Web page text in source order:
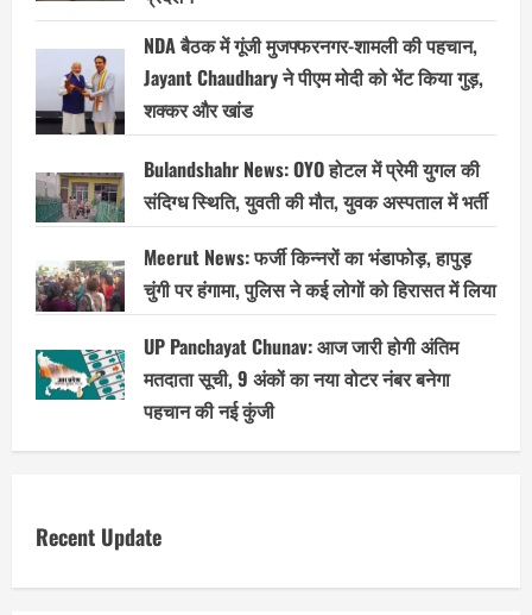
NDA बैठक में गूंजी मुजफ्फरनगर-शामली की पहचान,
Jayant Chaudhary ने पीएम मोदी को भेंट किया गुड़,
शक्कर और खांड
Bulandshahr News: OYO होटल में प्रेमी युगल की
संदिग्ध स्थिति, युवती की मौत, युवक अस्पताल में भर्ती
Meerut News: फर्जी किन्नरों का भंडाफोड़, हापुड़
चुंगी पर हंगामा, पुलिस ने कई लोगों को हिरासत में लिया
UP Panchayat Chunav: आज जारी होगी अंतिम
मतदाता सूची, 9 अंकों का नया वोटर नंबर बनेगा
पहचान की नई कुंजी
Recent Update